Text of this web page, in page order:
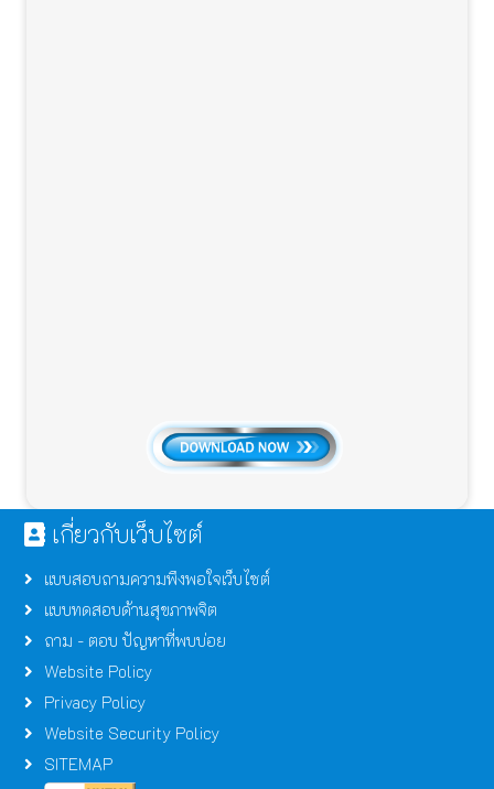
เกี่ยวกับเว็บไซต์
แบบสอบถามความพึงพอใจเว็บไซต์
แบบทดสอบด้านสุขภาพจิต
ถาม - ตอบ ปัญหาที่พบบ่อย
Website Policy
Privacy Policy
Website Security Policy
SITEMAP